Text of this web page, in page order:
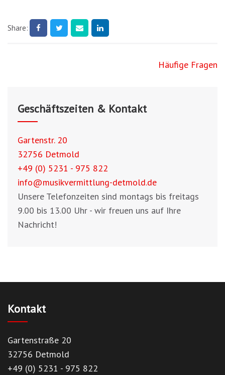
Share:
Häufige Fragen
Geschäftszeiten & Kontakt
Gartenstr. 20
32756 Detmold
+49 (0) 5231 - 975 822
info@musikvermittlung-detmold.de
Unsere Telefonzeiten sind montags bis freitags
9.00 bis 13.00 Uhr - wir freuen uns auf Ihre
Nachricht!
Kontakt
Gartenstraße 20
32756 Detmold
+49 (0) 5231 - 975 822